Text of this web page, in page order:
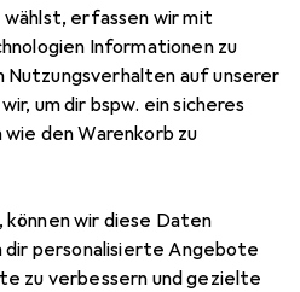
erfassen wir mit
Informationen zu
Nutzungsverhalten auf unserer
um dir bspw. ein sicheres
den Warenkorb zu
können wir diese Daten
dir personalisierte Angebote
zu verbessern und gezielte
Bilder